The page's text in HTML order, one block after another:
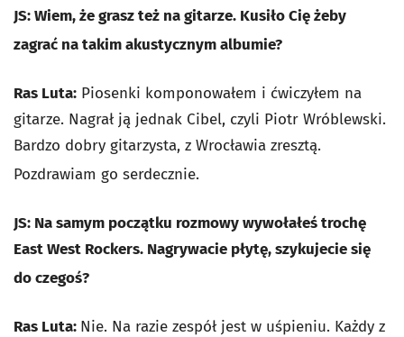
JS: Wiem, że grasz też na gitarze. Kusiło Cię żeby
zagrać na takim akustycznym albumie?
Ras Luta: Piosenki komponowałem i ćwiczyłem na
gitarze. Nagrał ją jednak Cibel, czyli Piotr Wróblewski.
Bardzo dobry gitarzysta, z Wrocławia zresztą.
Pozdrawiam go serdecznie.
JS: Na samym początku rozmowy wywołałeś trochę
East West Rockers. Nagrywacie płytę, szykujecie się
do czegoś?
Ras Luta: Nie. Na razie zespół jest w uśpieniu. Każdy z